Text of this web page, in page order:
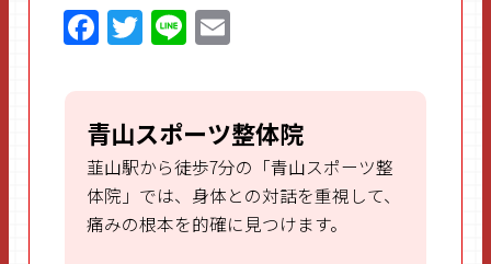
F
a
ce
b
o
o
k
T
w
itt
er
Li
n
e
E
ai
l
青山スポーツ整体院
韮山駅から徒歩7分の「青山スポーツ整
体院」では、身体との対話を重視して、
痛みの根本を的確に見つけます。